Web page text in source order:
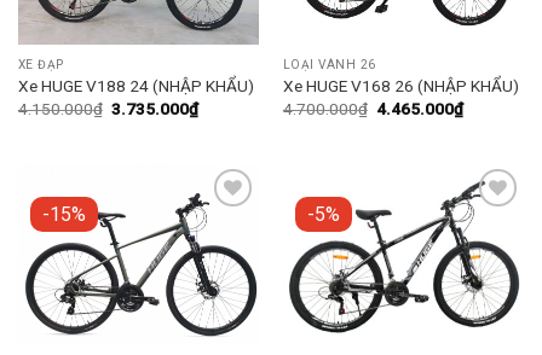
XE ĐẠP
Xe HUGE V188 24 (NHẬP KHẨU)
4.150.000₫ 3.735.000₫
LOẠI VÀNH 26
Xe HUGE V168 26 (NHẬP KHẨU)
4.700.000₫ 4.465.000₫
-15%
Add to
wishlist
-5%
Add to
wishlist